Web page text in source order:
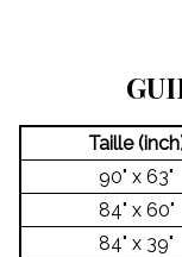
Taille
90" x 63"
84" x 60"
84" x 39"